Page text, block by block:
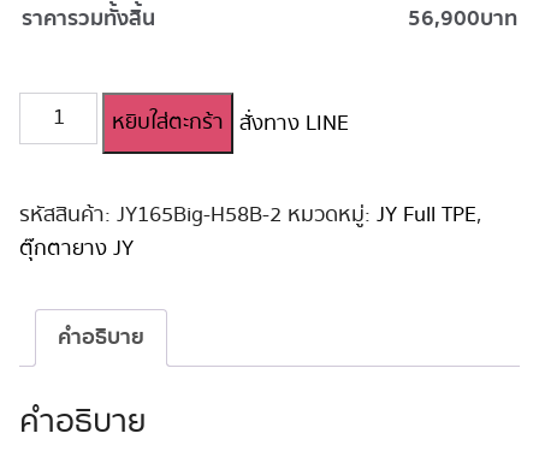
ราคารวมทั้งสิ้น 56,900บาท
จำนวน
ตุ๊กตา
สวย
หุ่น
ดี
165cm
#58B
หยิบใส่ตะกร้า สั่งทาง LINE
รหัสสินค้า: JY165Big-H58B-2 หมวดหมู่: JY Full TPE,
ตุ๊กตายาง JY
คำอธิบาย
คำอธิบาย